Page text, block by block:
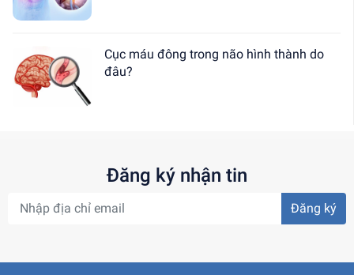
Cục máu đông trong não hình thành do
đâu?
Đăng ký nhận tin
Đăng ký